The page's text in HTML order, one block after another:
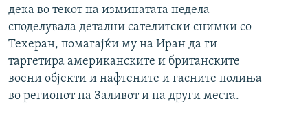
дека во текот на изминатата недела
споделувала детални сателитски снимки со
Техеран, помагајќи му на Иран да ги
таргетира американските и британските
воени објекти и нафтените и гасните полиња
во регионот на Заливот и на други места.